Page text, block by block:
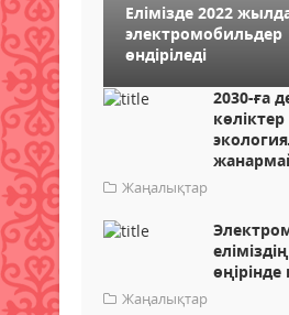
Елімізде 2022
электромобильдер
өндіріледі
2030-ға
көліктер
Жаңалықтар
өңірінде
Жаңалықтар